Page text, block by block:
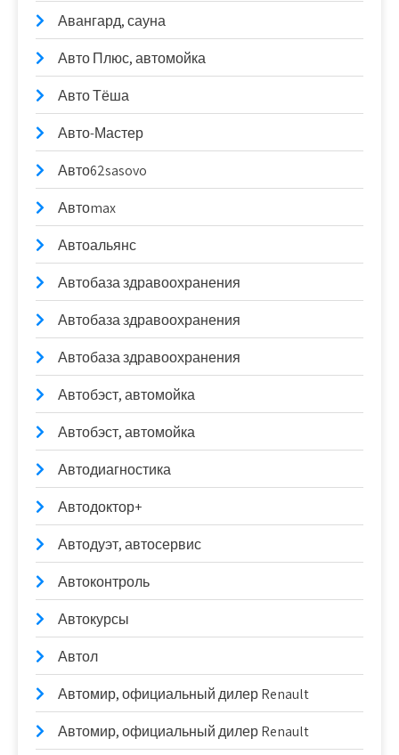
Авангард, сауна
Авто Плюс, автомойка
Авто Тёша
Авто-Мастер
Авто62sasovo
Автоmax
Автоальянс
Автобаза здравоохранения
Автобаза здравоохранения
Автобаза здравоохранения
Автобэст, автомойка
Автобэст, автомойка
Автодиагностика
Автодоктор+
Автодуэт, автосервис
Автоконтроль
Автокурсы
Автол
Автомир, официальный дилер Renault
Автомир, официальный дилер Renault